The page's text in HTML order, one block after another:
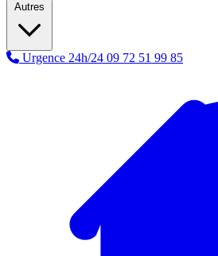
Autres
Urgence 24h/24 09 72 51 99 85